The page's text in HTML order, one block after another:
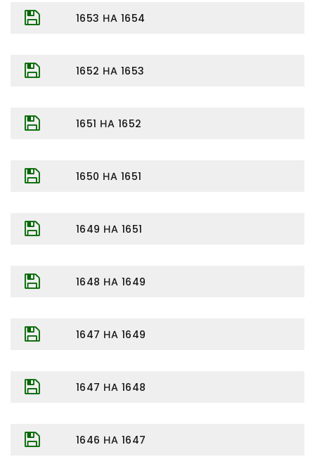
1653 НА 1654
1652 НА 1653
1651 НА 1652
1650 НА 1651
1649 НА 1651
1648 НА 1649
1647 НА 1649
1647 НА 1648
1646 НА 1647